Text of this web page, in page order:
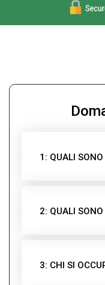
1: QUALI
2: QUALI
3: CHI SI